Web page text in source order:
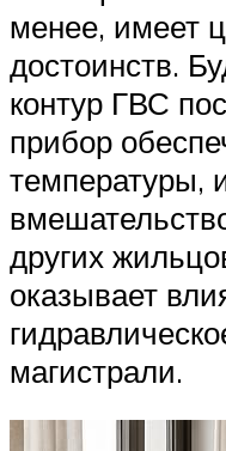
менее, имеет
достоинств.
контур ГВС
прибор
температуры,
других
оказывает
магистрали.